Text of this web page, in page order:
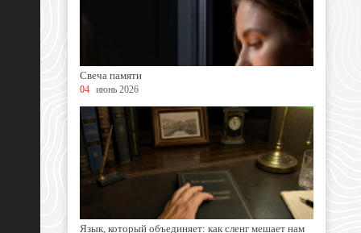
Свеча памяти
04 июнь 2026
Язык, который объединяет: как сленг мешает нам